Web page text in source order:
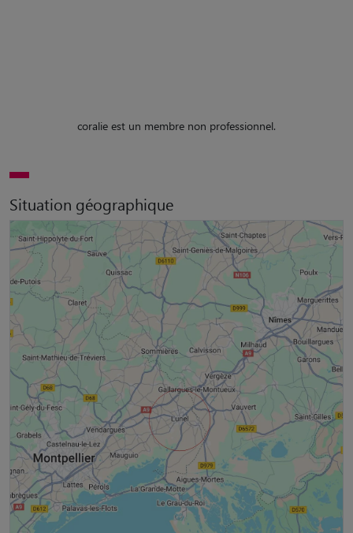
coralie est un membre non professionnel.
Situation géographique